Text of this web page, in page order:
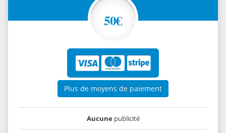
50€
Plus de moyens de paiement
Aucunepublicité